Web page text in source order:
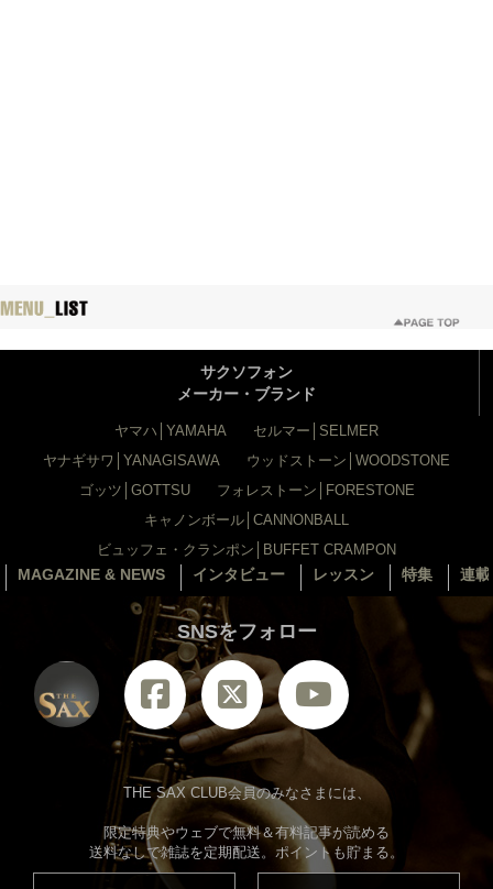
サクソフォン
メーカー・ブランド
ヤマハ│YAMAHA
セルマー│SELMER
ヤナギサワ│YANAGISAWA
ウッドストーン│WOODSTONE
ゴッツ│GOTTSU
フォレストーン│FORESTONE
キャノンボール│CANNONBALL
ビュッフェ・クランポン│BUFFET CRAMPON
MAGAZINE & NEWS インタビュー レッスン 特集 連
SNSをフォロー
THE SAX CLUB会員のみなさまには、
限定特典やウェブで無料＆有料記事が読める
送料なしで雑誌を定期配送。ポイントも貯まる。